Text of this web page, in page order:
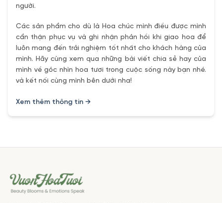
người.
Các sản phẩm cho dù là Hoa chúc mình điều được mình
cẩn thận phục vụ và ghi nhận phản hồi khi giao hoa để
luôn mang đến trải nghiệm tốt nhất cho khách hàng của
mình. Hãy cùng xem qua những bài viết chia sẻ hay của
mình về góc nhìn hoa tươi trong cuộc sống này bạn nhé.
và kết nối cùng mình bên dưới nha!
Xem thêm thông tin →